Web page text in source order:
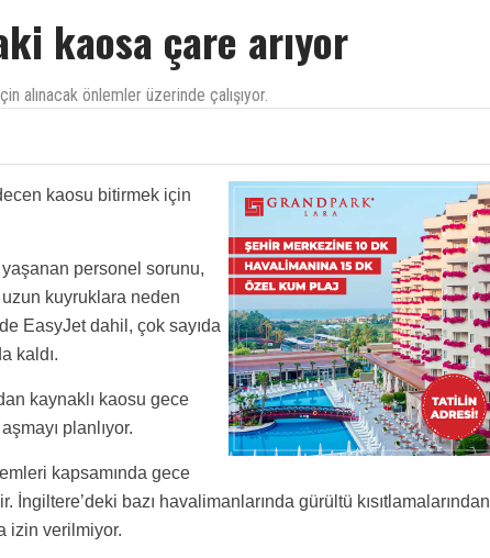
kaosa çare arıyor
alınacak önlemler üzerinde çalışıyor.
kişiler türklerdir. Thy kurumsallığı ve disipliniyle şekillenmiş yerhizmetleri sektörü
sorunlar bizim ülkeye kaymaz. Bizden adam çalarak, bizim sahaları boşaltarak
devralsın. Toplasın kadroyu gönderein. Biz onun verdiği sözle yerde uçak bırakmayız.
? TGS’de kadro, personel, insan çok ama nitelikli insan sayısının oranı
çok normal!! Umarım yanlıştan dönülür, bu kaos çözülür
kaosu bitirmek için
personel sorunu,
kuyruklara neden
EasyJet dahil, çok sayıda
kaldı.
kaynaklı kaosu gece
planlıyor.
kapsamında gece
İngiltere’deki bazı havalimanlarında gürültü kısıtlamalarından
izin verilmiyor.